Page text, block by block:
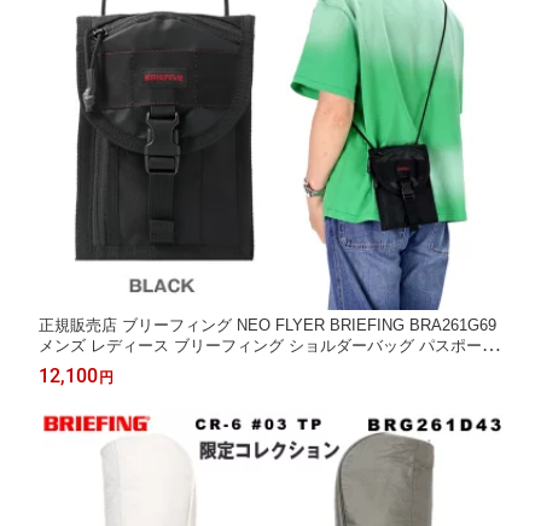
正規販売店 ブリーフィング NEO FLYER BRIEFING BRA261G69
メンズ レディース ブリーフィング ショルダーバッグ パスポート
カード スマートフォン ミニ財布 2026年SS発売
12,100 円